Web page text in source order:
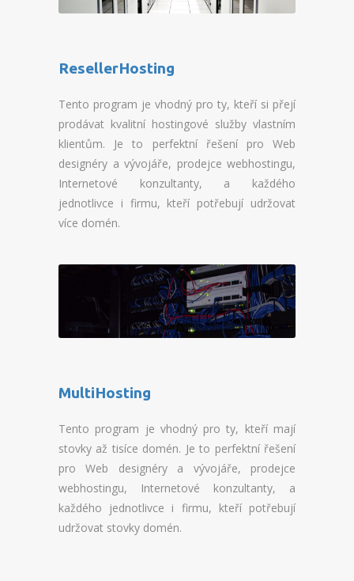
SERVERY
PŘEHLED VIRTUALBOXU
REGISTRACE VIRTUALBOXU
PŘEHLED BLADESERVERU
REGISTRACE BLADESERVERU
PŘEHLED MICROSERVERU
REGISTRACE MICROSERVERU
PŘEHLED SSD VPS
REGISTRACE SSD VIRTUALBOXU
DOMÉNY
OVĚŘENÍ DOMÉNY
ResellerHosting
Tento program je vhodný pro ty, kteří si přejí
prodávat kvalitní hostingové služby vlastním
klientům. Je to perfektní řešení pro Web
designéry a vývojáře, prodejce webhostingu,
Internetové konzultanty, a každého
jednotlivce i firmu, kteří potřebují udržovat
více domén.
MultiHosting
Tento program je vhodný pro ty, kteří mají
stovky až tisíce domén. Je to perfektní řešení
pro Web designéry a vývojáře, prodejce
webhostingu, Internetové konzultanty, a
každého jednotlivce i firmu, kteří potřebují
udržovat stovky domén.